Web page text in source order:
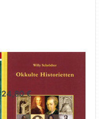
Okkulte
Historietten
24,80 €